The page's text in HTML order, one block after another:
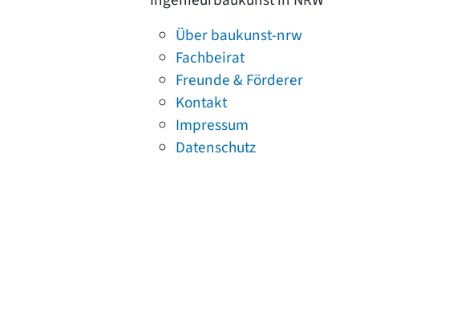
Über baukunst-nrw
Fachbeirat
Freunde & Förderer
Kontakt
Impressum
Datenschutz